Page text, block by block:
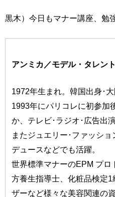
黒木）今日もマナー講座、勉
アンミカ／モデル・タレント
1972年生まれ。韓国出身･大
1993年にパリコレに初参加
か、テレビ･ラジオ･広告出
またジュエリー･ファッシ
デュースなどでも活躍。
世界標準マナーのEPM プ
方養生指導士、化粧品検定
ザーなど様々な美容関連の